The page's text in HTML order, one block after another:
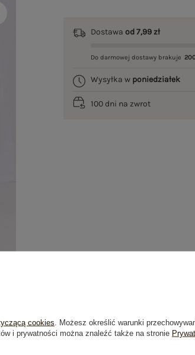
Dostawaod 7,99 zł
Do darmowej dostawy brakuje
Wysyłka w poniedziałek
100 dni na zwrot
cookies . Możesz określić warunki
i prywatności można znaleźć także na stronie